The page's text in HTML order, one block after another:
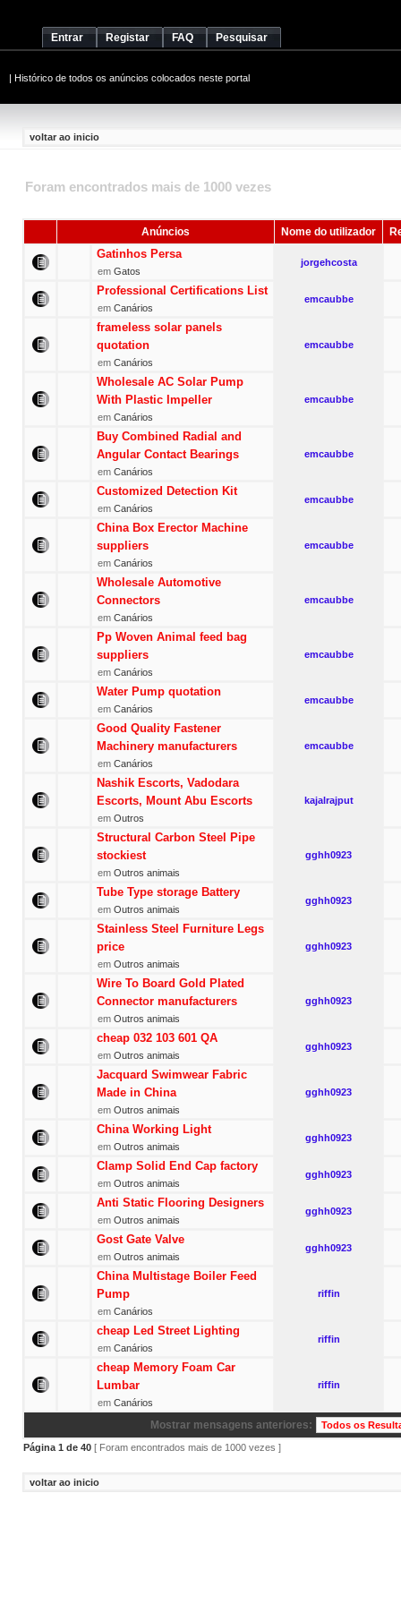
Entrar Registar FAQ Pesquisar
| Histórico de todos os anúncios colocados neste portal
voltar ao inicio
Foram encontrados mais de 1000 vezes
Anúncios Nome do utilizador
Gatinhos Persa
em Gatos
jorgehcosta
Professional Certifications List
em Canários
emcaubbe
frameless solar panels
quotation
em Canários
emcaubbe
Wholesale AC Solar Pump
With Plastic Impeller
em Canários
emcaubbe
Buy Combined Radial and
Angular Contact Bearings
em Canários
emcaubbe
Customized Detection Kit
em Canários
emcaubbe
China Box Erector Machine
suppliers
em Canários
emcaubbe
Wholesale Automotive
Connectors
em Canários
emcaubbe
Pp Woven Animal feed bag
suppliers
em Canários
emcaubbe
Water Pump quotation
em Canários
emcaubbe
Good Quality Fastener
Machinery manufacturers
em Canários
emcaubbe
Nashik Escorts, Vadodara
Escorts, Mount Abu Escorts
em Outros
kajalrajput
Structural Carbon Steel Pipe
stockiest
em Outros animais
gghh0923
Tube Type storage Battery
em Outros animais
gghh0923
Stainless Steel Furniture Legs
price
em Outros animais
gghh0923
Wire To Board Gold Plated
Connector manufacturers
em Outros animais
gghh0923
cheap 032 103 601 QA
em Outros animais
gghh0923
Jacquard Swimwear Fabric
Made in China
em Outros animais
gghh0923
China Working Light
em Outros animais
gghh0923
Clamp Solid End Cap factory
em Outros animais
gghh0923
Anti Static Flooring Designers
em Outros animais
gghh0923
Gost Gate Valve
em Outros animais
gghh0923
China Multistage Boiler Feed
Pump
em Canários
riffin
cheap Led Street Lighting
em Canários
riffin
cheap Memory Foam Car
Lumbar
em Canários
riffin
Mostrar mensagens anteriores:
Página 1 de 40 [ Foram encontrados mais de 1000 vezes ]
voltar ao inicio